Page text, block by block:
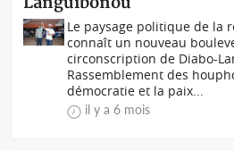
Le paysage politique de la
connaît un nouveau
circonscription de Diabo-
Rassemblement des
démocratie et la paix...
il y a 6 mois